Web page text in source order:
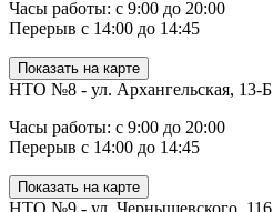
Часы работы: с 9:00 до 20:00
Перерыв с 14:00 до 14:45
Показать на карте
НТО №8 - ул. Архангельская, 13-Б
Часы работы: с 9:00 до 20:00
Перерыв с 14:00 до 14:45
Показать на карте
НТО №9 - ул. Чернышевского, 116